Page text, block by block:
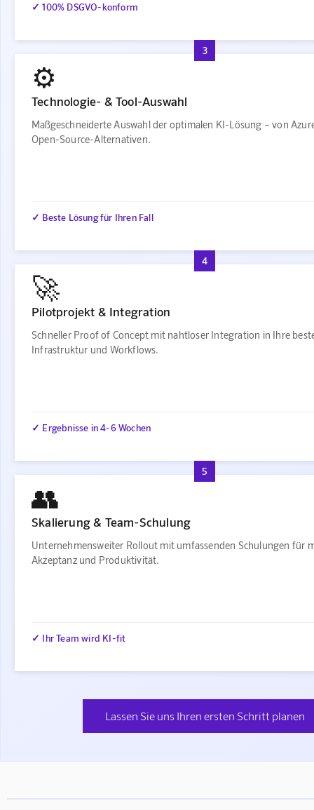
✓ 100% DSGVO-konform
3
⚙️
Technologie- & Tool-Auswahl
Maßgeschneiderte Auswahl der optimalen KI-Lösung – von
Open-Source-Alternativen.
✓ Beste Lösung für Ihren Fall
4
🚀
Pilotprojekt & Integration
Schneller Proof of Concept mit nahtloser Integration in Ihre
Infrastruktur und Workflows.
✓ Ergebnisse in 4-6 Wochen
5
👥
Skalierung & Team-Schulung
Unternehmensweiter Rollout mit umfassenden Schulungen für
Akzeptanz und Produktivität.
✓ Ihr Team wird KI-fit
Lassen Sie uns Ihren ersten Schritt planen